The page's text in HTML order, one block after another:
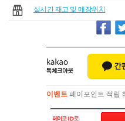
실시간 재고 및 매장위치
이벤트 페이포인트 적립
이벤트페이포인트 적립